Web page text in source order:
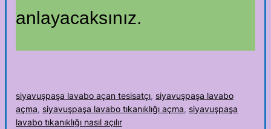
anlayacaksınız.
siyavuşpaşa lavabo açan tesisatçı, siyavuşpaşa lavabo
açma, siyavuşpaşa lavabo tıkanıklığı açma, siyavuşpaşa
lavabo tıkanıklığı nasıl açılır